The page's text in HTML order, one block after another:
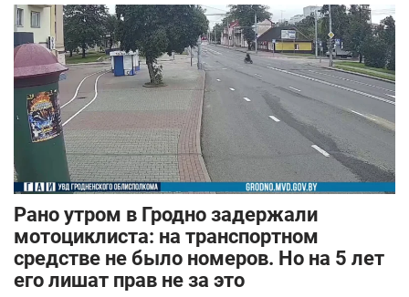
Рано утром в Гродно задержали
мотоциклиста: на транспортном
средстве не было номеров. Но на 5 лет
его лишат прав не за это